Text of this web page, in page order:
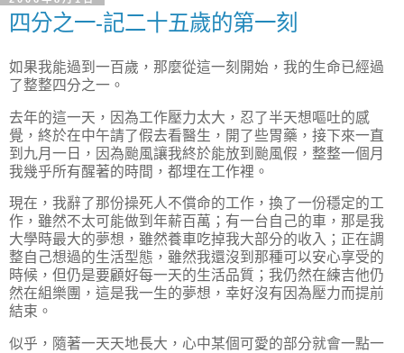
四分之一-記二十五歲的第一刻
如果我能過到一百歲，那麼從這一刻開始，我的生命已經過
了整整四分之一。
去年的這一天，因為工作壓力太大，忍了半天想嘔吐的感
覺，終於在中午請了假去看醫生，開了些胃藥，接下來一直
到九月一日，因為颱風讓我終於能放到颱風假，整整一個月
我幾乎所有醒著的時間，都埋在工作裡。
現在，我辭了那份操死人不償命的工作，換了一份穩定的工
作，雖然不太可能做到年薪百萬；有一台自己的車，那是我
大學時最大的夢想，雖然養車吃掉我大部分的收入；正在調
整自己想過的生活型態，雖然我還沒到那種可以安心享受的
時候，但仍是要顧好每一天的生活品質；我仍然在練吉他仍
然在組樂團，這是我一生的夢想，幸好沒有因為壓力而提前
結束。
似乎，隨著一天天地長大，心中某個可愛的部分就會一點一